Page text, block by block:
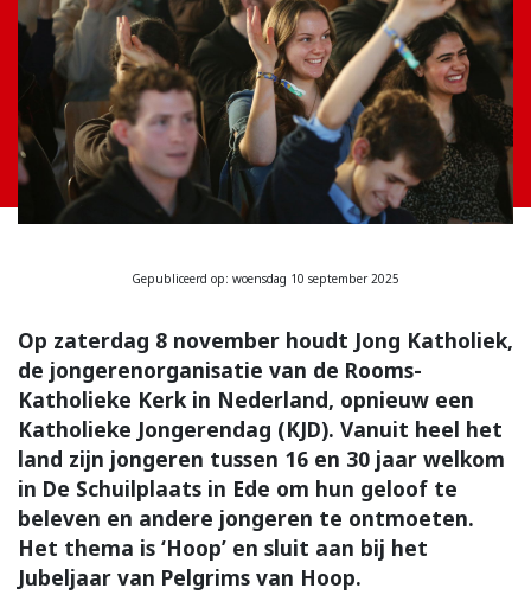
Gepubliceerd op: woensdag 10 september 2025
Op zaterdag 8 november houdt Jong Katholiek,
de jongerenorganisatie van de Rooms-
Katholieke Kerk in Nederland, opnieuw een
Katholieke Jongerendag (KJD). Vanuit heel het
land zijn jongeren tussen 16 en 30 jaar welkom
in De Schuilplaats in Ede om hun geloof te
beleven en andere jongeren te ontmoeten.
Het thema is ‘Hoop’ en sluit aan bij het
Jubeljaar van Pelgrims van Hoop.